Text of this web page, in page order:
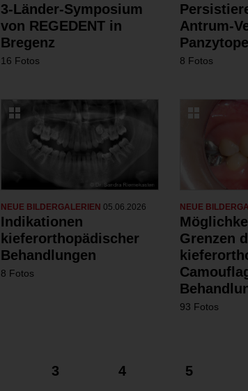
3-Länder-Symposium
von REGEDENT in
Bregenz
16 Fotos
Antrum-
8 Fotos
NEUE BILDERGALERIEN 05.06.2026
Indikationen
kieferorthopädischer
Behandlungen
8 Fotos
NEUE
Grenzen
93 Fotos
3 4 5